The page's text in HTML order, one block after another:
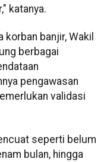
katanya.
banjir, Wakil
berbagai
pengawasan
validasi
seperti belum
bulan, hingga